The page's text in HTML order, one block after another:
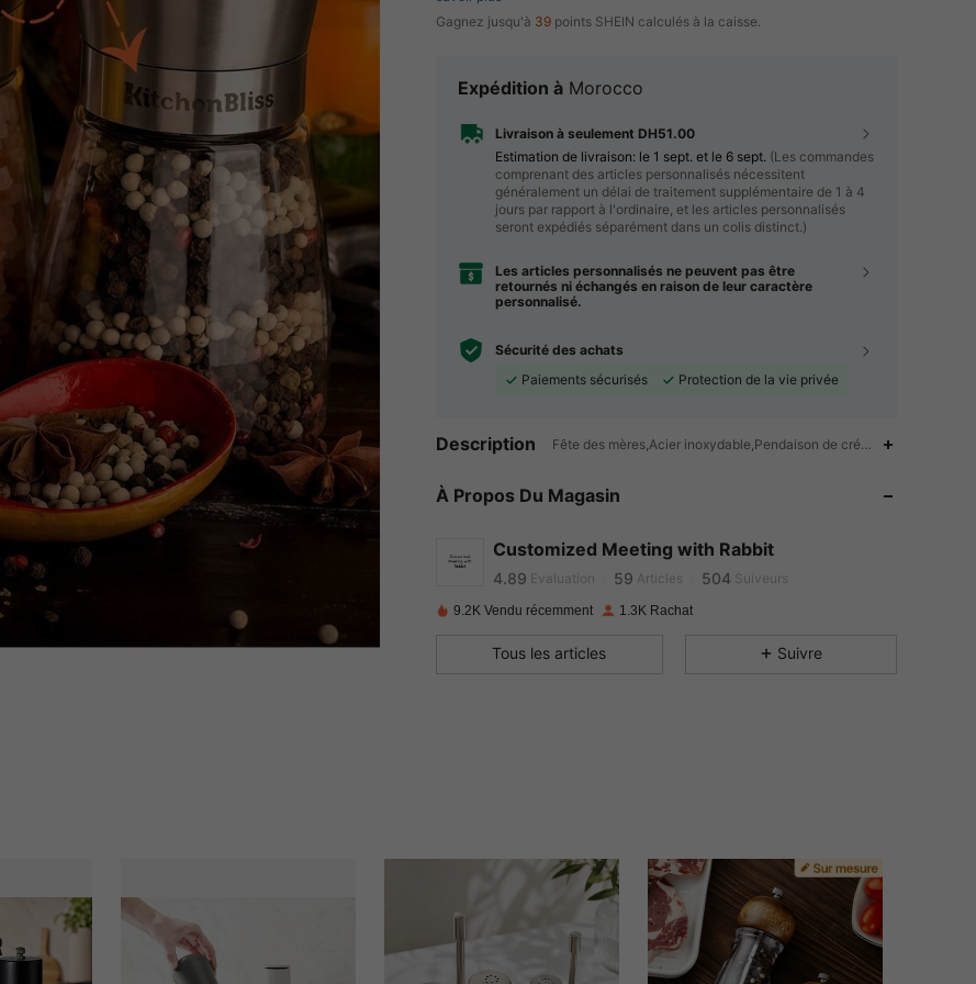
Gagnez jusqu'à 39 points SHEIN calculés à la caisse.
Expédition à Morocco
Livraison à seulement DH51.00
Estimation de livraison: le 1 sept. et le 6 sept. (Les commandes
comprenant des articles personnalisés nécessitent
généralement un délai de traitement supplémentaire de 1 à 4
jours par rapport à l'ordinaire, et les articles personnalisés
seront expédiés séparément dans un colis distinct.)
Les articles personnalisés ne peuvent pas être
retournés ni échangés en raison de leur caractère
personnalisé.
Sécurité des achats
Paiements sécurisés
Protection de la vie privée
Description Fête des mères,Acier inoxydable,Pendaison de crémaillère,Quotidien
À Propos Du Magasin
Customized Meeting with Rabbit
4.89 59
504
4.89
59
504
4.89 Evaluation 59 Articles 504 Suiveurs
4.89 59
4.89
9.2K Vendu récemment 1.3K Rachat
Tous les articles Suivre